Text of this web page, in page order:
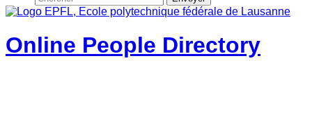
Online People Directory